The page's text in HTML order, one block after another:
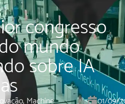
congresso
mundo
sobre IA
, Machine
01/09/